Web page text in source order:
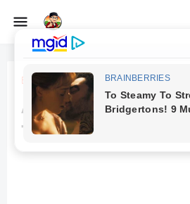
Beranda aplikasi ekstrak audio dari
Aplikasi Convert
Terbaik untuk